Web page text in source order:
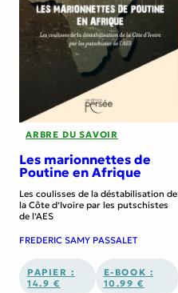
ARBRE DU SAVOIR
Les marionnettes de
Poutine en Afrique
Les coulisses de la déstabilisation de
la Côte d’Ivoire par les putschistes
de l’AES
FREDERIC SAMY PASSALET
PAPIER :
14.9 €
E-BOOK :
10.99 €